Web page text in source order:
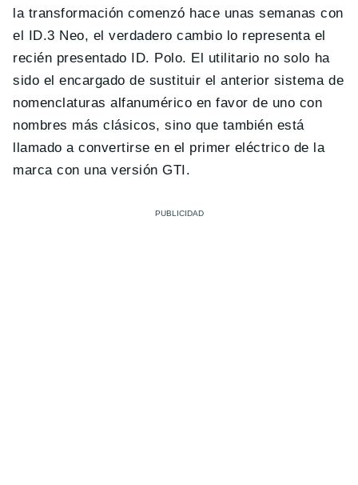
la transformación comenzó hace unas semanas con
el ID.3 Neo, el verdadero cambio lo representa el
recién presentado ID. Polo. El utilitario no solo ha
sido el encargado de sustituir el anterior sistema de
nomenclaturas alfanumérico en favor de uno con
nombres más clásicos, sino que también está
llamado a convertirse en el primer eléctrico de la
marca con una versión GTI.